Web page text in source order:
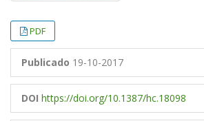
PDF
Publicado 19-10-2017
DOI https://doi.org/10.1387/hc.18098